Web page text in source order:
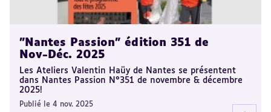
"Nantes Passion" édition 351 de
Nov-Déc. 2025
Les Ateliers Valentin Haüy de Nantes se présentent
dans Nantes Passion N°351 de novembre & décembre
2025!
Publié le 4 nov. 2025